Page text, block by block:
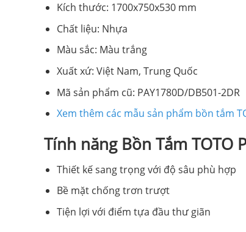
Kích thước: 1700x750x530 mm
Chất liệu: Nhựa
Màu sắc: Màu trắng
Xuất xứ: Việt Nam, Trung Quốc
Mã sản phẩm cũ: PAY1780D/DB501-2DR
Xem thêm các mẫu sản phẩm bồn tắm
Tính năng Bồn Tắm TOTO
Thiết kế sang trọng với độ sâu phù hợp
Bề mặt chống trơn trượt
Tiện lợi với điểm tựa đầu thư giãn